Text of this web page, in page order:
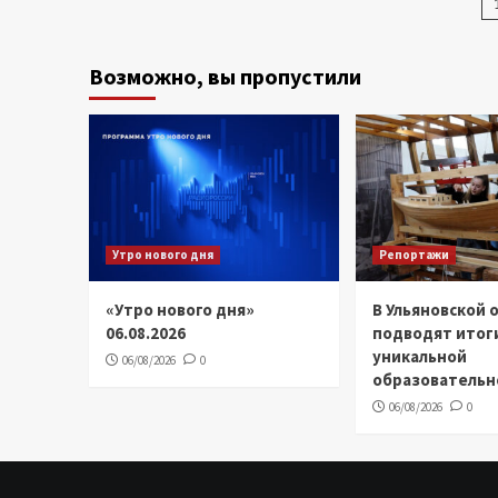
Возможно, вы пропустили
Утро нового дня
«Утро нового дня»
06.08.2026
06/08/2026 0
Репортажи
В Ульяновской
подводят
уникальной
06/08/2026 0